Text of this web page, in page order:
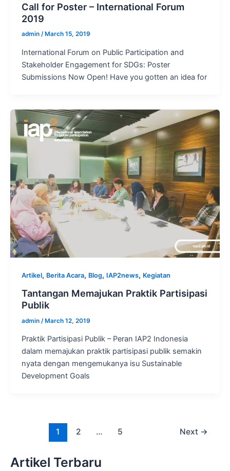
Call for Poster – International Forum
2019
admin / March 15, 2019
International Forum on Public Participation and
Stakeholder Engagement for SDGs: Poster
Submissions Now Open! Have you gotten an idea for
Artikel, Berita Acara, Blog, IAP2news, Kegiatan
Tantangan Memajukan Praktik Partisipasi
Publik
admin /March 12, 2019
Praktik Partisipasi Publik – Peran IAP2 Indonesia
dalam memajukan praktik partisipasi publik semakin
nyata dengan mengemukanya isu Sustainable
Development Goals
1 2 … 5 Next →
Artikel Terbaru